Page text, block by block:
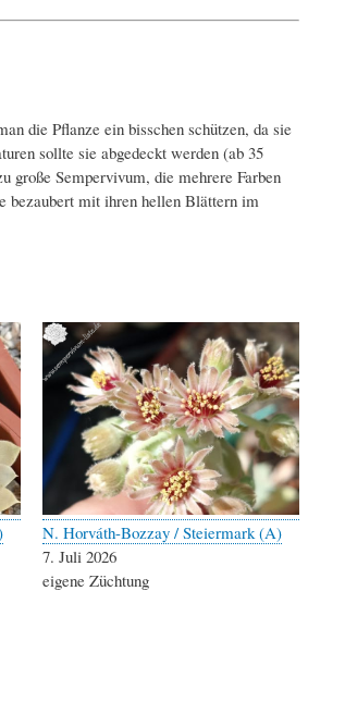
die Pflanze ein bisschen schützen, da sie
sollte sie abgedeckt werden (ab 35
große Sempervivum, die mehrere Farben
bezaubert mit ihren hellen Blättern im
N. Horváth-Bozzay / Steiermark (A)
7. Juli 2026
eigene Züchtung